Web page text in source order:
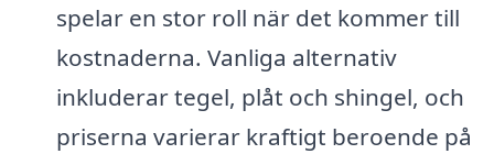
spelar en stor roll när det kommer till
kostnaderna. Vanliga alternativ
inkluderar tegel, plåt och shingel, och
priserna varierar kraftigt beroende på